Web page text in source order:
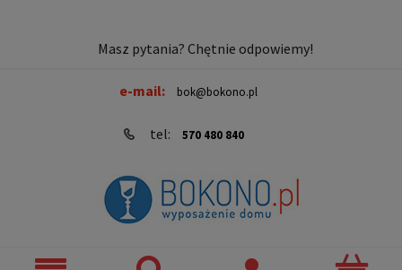
Masz pytania? Chętnie odpowiemy!
e-mail: bok@bokono.pl
tel: 570 480 840